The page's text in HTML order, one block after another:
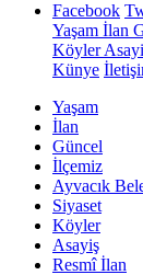
Facebook
Yaşam İlan
Köyler
Künye
Yaşam
İlan
Güncel
İlçemiz
Ayvacık
Siyaset
Köyler
Asayiş
Resmî İlan